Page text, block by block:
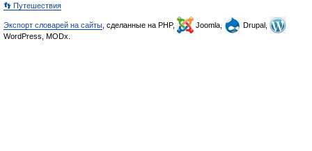
👣 Путешествия
Экспорт словарей на сайты , сделанные на PHP, Joomla,
Drupal,
WordPress, MODx.